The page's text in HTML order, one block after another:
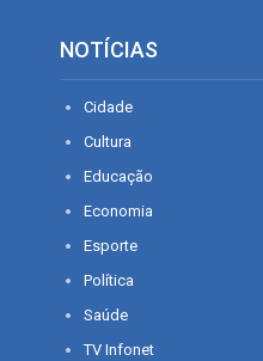
NOTÍCIAS
Cidade
Cultura
Educação
Economia
Esporte
Política
Saúde
TV Infonet